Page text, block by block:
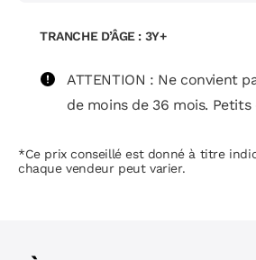
TRANCHE D’ÂGE : 3Y+
ATTENTION : Ne convient
de moins de 36 mois. Petits
*Ce prix conseillé est donné à titre
chaque vendeur peut varier.